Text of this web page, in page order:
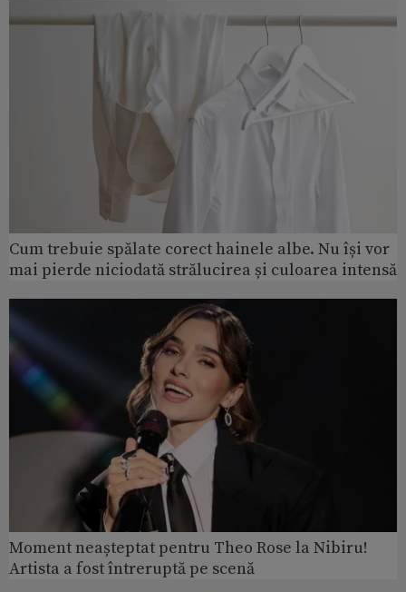
Cum trebuie spălate corect hainele albe. Nu își vor
mai pierde niciodată strălucirea și culoarea intensă
Moment neașteptat pentru Theo Rose la Nibiru!
Artista a fost întreruptă pe scenă